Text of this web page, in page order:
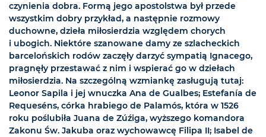
czynienia dobra. Formą jego apostolstwa był przede
wszystkim dobry przykład, a następnie rozmowy
duchowne, dzieła miłosierdzia względem chorych
i ubogich. Niektóre szanowane damy ze szlacheckich
barcelońskich rodów zaczęły darzyć sympatią Ignacego,
pragnęły przestawać z nim i wspierać go w dziełach
miłosierdzia. Na szczególną wzmiankę zasługują tutaj:
Leonor Sapila i jej wnuczka Ana de Gualbes; Estefanía de
Requeséns, córka hrabiego de Palamós, która w 1526
roku poślubiła Juana de Zúźiga, wyższego komandora
Zakonu Św. Jakuba oraz wychowawcę Filipa II; Isabel de